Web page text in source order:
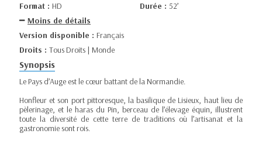
Format : HD Durée : 52’
Moins de détails
Version disponible : Français
Droits : Tous Droits | Monde
Synopsis
Le Pays d’Auge est le cœur battant de la Normandie.
Honfleur et son port pittoresque, la basilique de Lisieux, haut lieu de
pèlerinage, et le haras du Pin, berceau de l’élevage équin, illustrent
toute la diversité de cette terre de traditions où l’artisanat et la
gastronomie sont rois.